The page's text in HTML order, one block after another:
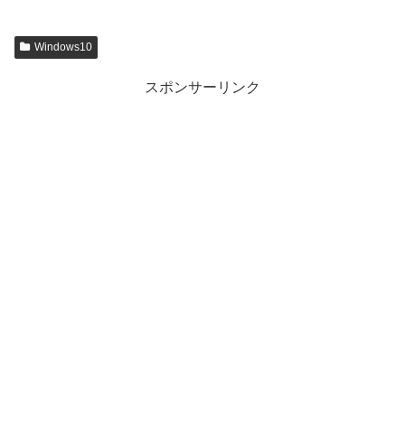
Windows10
スポンサーリンク